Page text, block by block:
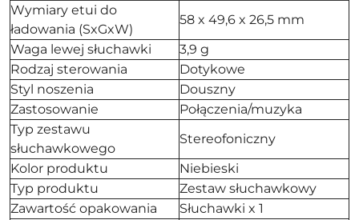
Wymiary etui do
ładowania (SxGxW)
58 x 49,6 x 26,5 mm
Waga lewej słuchawki
3,9 g
Rodzaj sterowania
Dotykowe
Styl noszenia
Douszny
Zastosowanie
Połączenia/muzyka
Typ zestawu
słuchawkowego
Stereofoniczny
Kolor produktu
Niebieski
Typ produktu
Zestaw słuchawkowy
Zawartość opakowania
Słuchawki x 1